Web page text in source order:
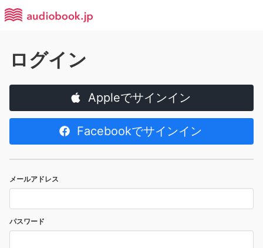
ログイン
Appleでサインイン
Facebookでサインイン
メールアドレス
パスワード